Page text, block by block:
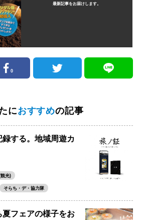
最新記事をお届けします。
0
におすすめの記事
録する。地域周遊カ
光)
そらち・デ・協力隊
フェアの様子をお